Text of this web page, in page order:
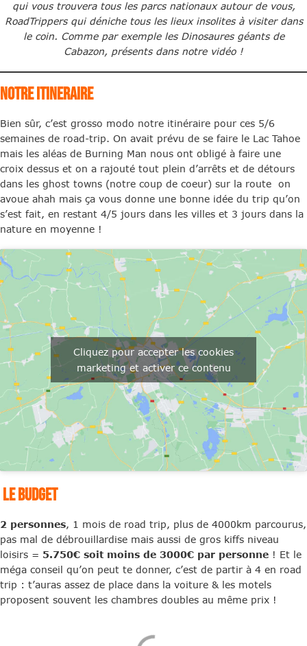
qui vous trouvera tous les parcs nationaux autour de vous,
RoadTrippers qui déniche tous les lieux insolites à visiter dans
le coin. Comme par exemple les Dinosaures géants de
Cabazon, présents dans notre vidéo !
NOTRE ITINERAIRE
Bien sûr, c’est grosso modo notre itinéraire pour ces 5/6
semaines de road-trip. On avait prévu de se faire le Lac Tahoe
mais les aléas de Burning Man nous ont obligé à faire une
croix dessus et on a rajouté tout plein d’arrêts et de détours
dans les ghost towns (notre coup de coeur) sur la route on
avoue ahah mais ça vous donne une bonne idée du trip qu’on
s’est fait, en restant 4/5 jours dans les villes et 3 jours dans la
nature en moyenne !
Cliquez pour accepter les cookies
marketing et activer ce contenu
LE BUDGET
2 personnes, 1 mois de road trip, plus de 4000km parcourus,
pas mal de débrouillardise mais aussi de gros kiffs niveau
loisirs = 5.750€ soit moins de 3000€ par personne ! Et le
méga conseil qu’on peut te donner, c’est de partir à 4 en road
trip : t’auras assez de place dans la voiture & les motels
proposent souvent les chambres doubles au même prix !